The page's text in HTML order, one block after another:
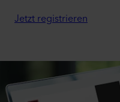
Jetzt registrieren